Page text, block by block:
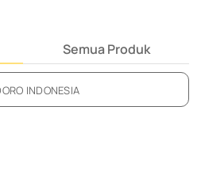
Semua Produk